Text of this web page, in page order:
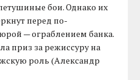
бои. Однако их
перед по-
— ограблением банка.
приз за режиссуру на
роль (Александр